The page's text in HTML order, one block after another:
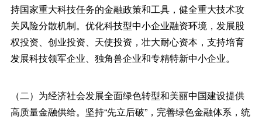
持国家重大科技任务的金融政策和工具，健全重大技术攻
关风险分散机制。优化科技型中小企业融资环境，发展股
权投资、创业投资、天使投资，壮大耐心资本，支持培育
发展科技领军企业、独角兽企业和专精特新中小企业。
（二）为经济社会发展全面绿色转型和美丽中国建设提供
高质量金融供给。坚持“先立后破”，完善绿色金融体系，统